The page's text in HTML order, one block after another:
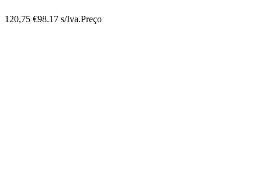
120,75 €98.17 s/Iva.Preço